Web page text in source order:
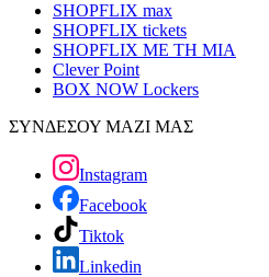
SHOPFLIX max
SHOPFLIX tickets
SHOPFLIX ΜΕ ΤΗ ΜΙΑ
Clever Point
BOX NOW Lockers
ΣΥΝΔΕΣΟΥ ΜΑΖΙ ΜΑΣ
Instagram
Facebook
Tiktok
Linkedin